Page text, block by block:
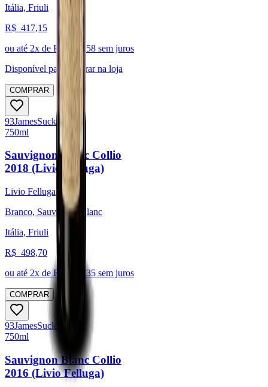
Itália, Friuli
R$ 417,15
ou até 2x de R$ 208,58 sem juros
Disponível para:
Retirar na loja
COMPRAR
93JamesSuckling
750ml
Sauvignon Blanc Collio
2018 (Livio Felluga)
Livio Felluga
Branco, Sauvignon Blanc
Itália, Friuli
R$ 498,70
ou até 2x de R$ 249,35 sem juros
COMPRAR
93JamesSuckling
750ml
Sauvignon Blanc Collio
2016 (Livio Felluga)